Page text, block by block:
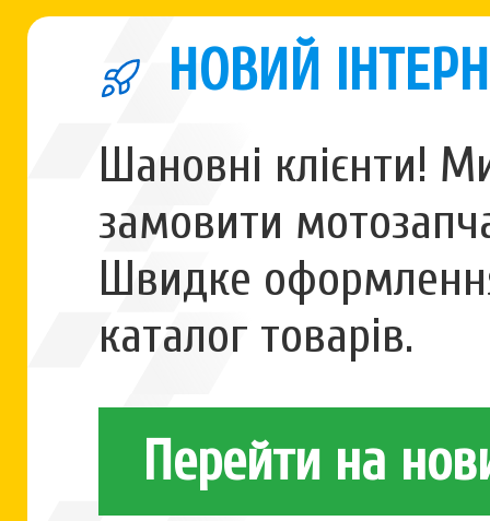
НОВИЙ
Шановні клієнти!
замовити
Швидке
каталог товарів.
Перейти на